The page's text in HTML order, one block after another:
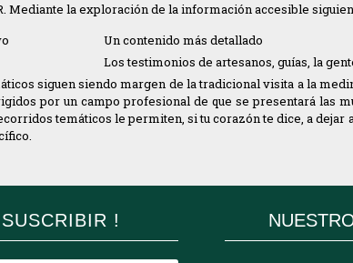
Mediante la exploración de la información accesible
Un contenido más detallado
Los testimonios de artesanos, guías, la
siguen siendo margen de la tradicional visita a la
por un campo profesional de que se presentará las
temáticos le permiten, si tu corazón te dice, a dejar
SUSCRIBIR !